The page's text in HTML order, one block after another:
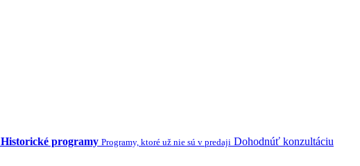
Historické programy Programy, ktoré už nie sú v predaji Dohodnúť konzultáciu